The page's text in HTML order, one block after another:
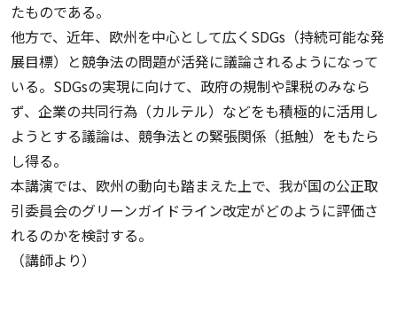
たものである。
他方で、近年、欧州を中心として広くSDGs（持続可能な発
展目標）と競争法の問題が活発に議論されるようになって
いる。SDGsの実現に向けて、政府の規制や課税のみなら
ず、企業の共同行為（カルテル）などをも積極的に活用し
ようとする議論は、競争法との緊張関係（抵触）をもたら
し得る。
本講演では、欧州の動向も踏まえた上で、我が国の公正取
引委員会のグリーンガイドライン改定がどのように評価さ
れるのかを検討する。
（講師より）